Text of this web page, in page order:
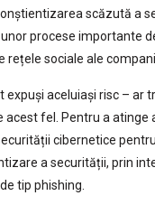
scăzută a
procese importante
rețele sociale ale
expuși aceluiași risc – ar
acest fel. Pentru a atinge
cibernetice
a securității, prin
tip phishing.